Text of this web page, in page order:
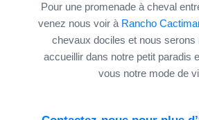
Pour une promenade à cheval
venez nous voir à Rancho
chevaux dociles et nous serons
accueillir dans notre petit paradis
vous notre mode de